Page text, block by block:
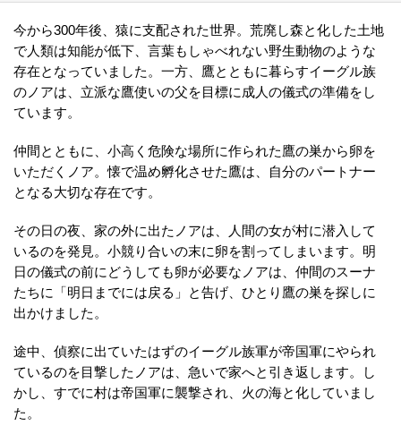
今から300年後、猿に支配された世界。荒廃し森と化した土地
で人類は知能が低下、言葉もしゃべれない野生動物のような
存在となっていました。一方、鷹とともに暮らすイーグル族
のノアは、立派な鷹使いの父を目標に成人の儀式の準備をし
ています。
仲間とともに、小高く危険な場所に作られた鷹の巣から卵を
いただくノア。懐で温め孵化させた鷹は、自分のパートナー
となる大切な存在です。
その日の夜、家の外に出たノアは、人間の女が村に潜入して
いるのを発見。小競り合いの末に卵を割ってしまいます。明
日の儀式の前にどうしても卵が必要なノアは、仲間のスーナ
たちに「明日までには戻る」と告げ、ひとり鷹の巣を探しに
出かけました。
途中、偵察に出ていたはずのイーグル族軍が帝国軍にやられ
ているのを目撃したノアは、急いで家へと引き返します。し
かし、すでに村は帝国軍に襲撃され、火の海と化していまし
た。